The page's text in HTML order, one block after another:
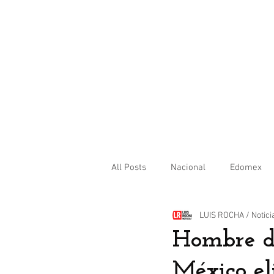
All Posts Nacional Edomex
Internacional
Hombre
LUIS ROCHA /